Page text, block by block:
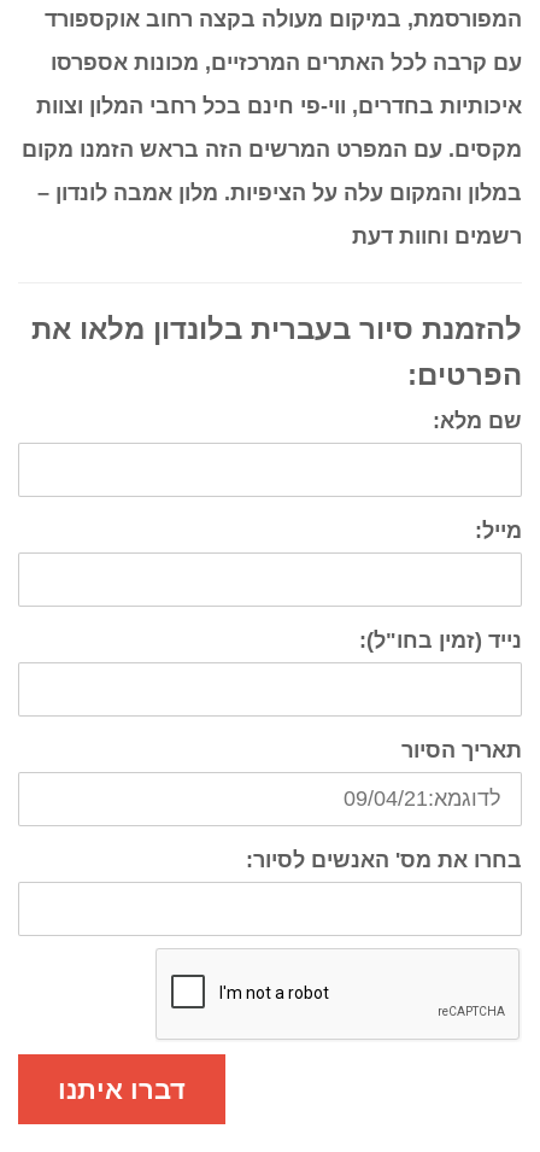
המפורסמת, במיקום מעולה בקצה רחוב אוקספורד
עם קרבה לכל האתרים המרכזיים, מכונות אספרסו
איכותיות בחדרים, ווי-פי חינם בכל רחבי המלון וצוות
מקסים. עם המפרט המרשים הזה בראש הזמנו מקום
במלון והמקום עלה על הציפיות. מלון אמבה לונדון –
רשמים וחוות דעת
להזמנת סיור בעברית בלונדון מלאו את
הפרטים:
שם מלא:
מייל:
נייד (זמין בחו"ל):
תאריך הסיור
בחרו את מס' האנשים לסיור:
דברו איתנו